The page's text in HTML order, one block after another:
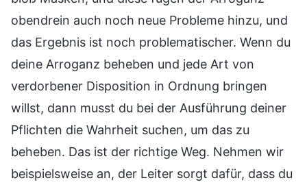
obendrein auch noch neue Probleme hinzu, und
das Ergebnis ist noch problematischer. Wenn du
deine Arroganz beheben und jede Art von
verdorbener Disposition in Ordnung bringen
willst, dann musst du bei der Ausführung deiner
Pflichten die Wahrheit suchen, um das zu
beheben. Das ist der richtige Weg. Nehmen wir
beispielsweise an, der Leiter sorgt dafür, dass du